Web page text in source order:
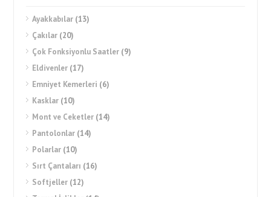
Ayakkabılar (13)
Çakılar (20)
Çok Fonksiyonlu Saatler (9)
Eldivenler (17)
Emniyet Kemerleri (6)
Kasklar (10)
Mont ve Ceketler (14)
Pantolonlar (14)
Polarlar (10)
Sırt Çantaları (16)
Softjeller (12)